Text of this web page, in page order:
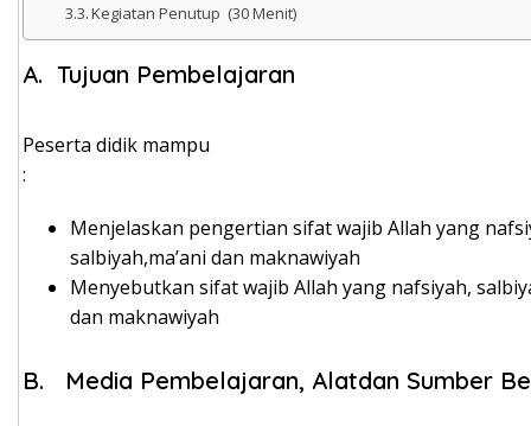
Kegiatan Penutup (30 Menit)
A. Tujuan Pembelajaran
Peserta didik mampu
Menjelaskan pengertian sifat wajib Allah yang
salbiyah,ma’ani dan maknawiyah
Menyebutkan sifat wajib Allah yang nafsiyah,
dan maknawiyah
B. Media Pembelajaran, Alatdan Sumber